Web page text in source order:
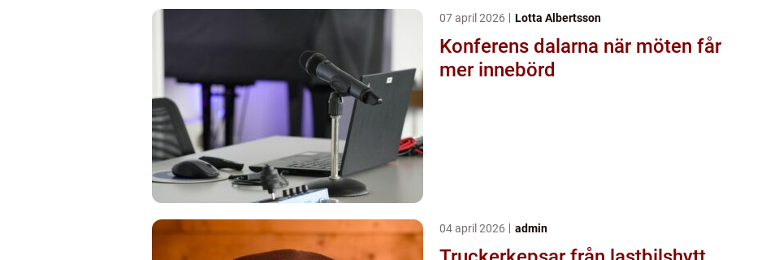
07 april 2026 Lotta Albertsson
Konferens dalarna när möten får
mer innebörd
04 april 2026 admin